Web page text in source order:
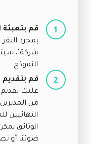
قم بتعبئة
بمجرد
شركة"،
النموذج.
قم بتقديم
عليك تقديم
من
النهائيين
الوثائق
ضوئيًا أو